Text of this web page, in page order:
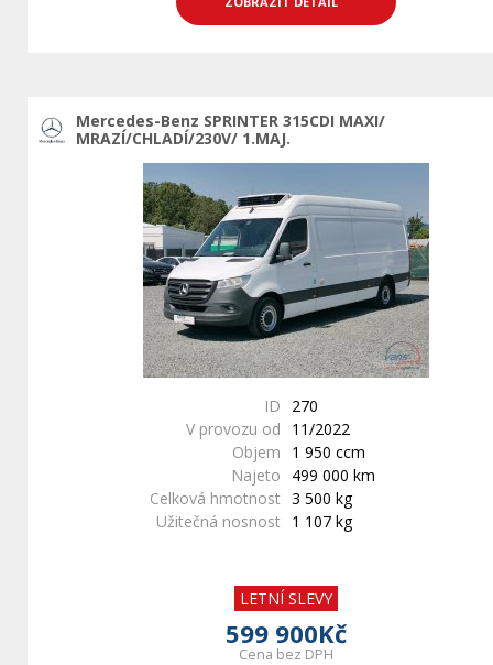
Mercedes-Benz SPRINTER 315CDI MAXI/
MRAZÍ/CHLADÍ/230V/ 1.MAJ.
ID
270
V provozu od
11/2022
Objem
1 950 ccm
Najeto
499 000 km
Celková hmotnost 3 500 kg
Užitečná nosnost
1 107 kg
LETNÍ SLEVY
599 900Kč
Cena bez DPH